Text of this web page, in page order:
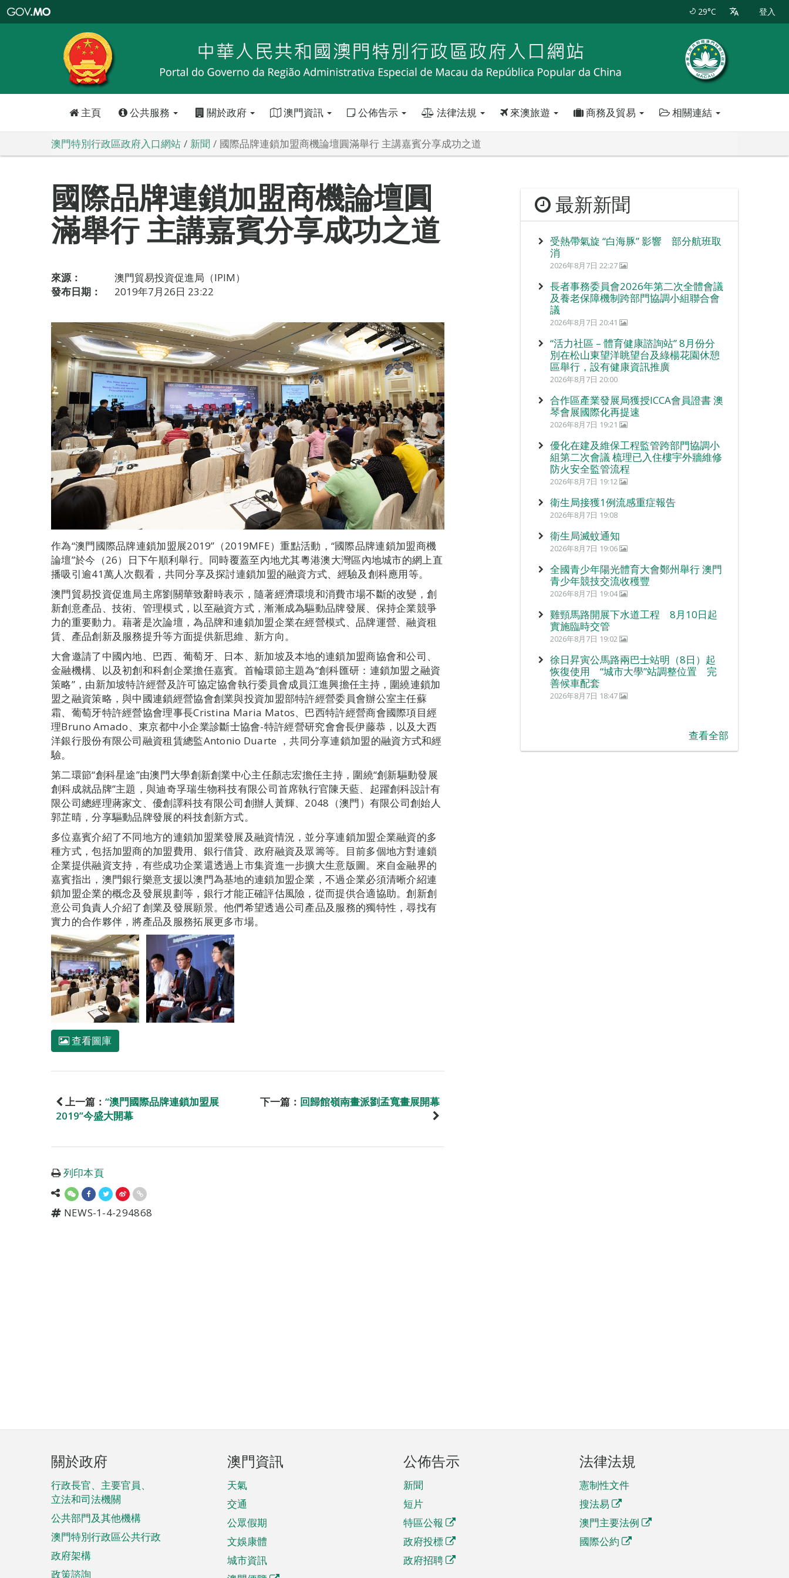
特
政
區
政
口
29°C 登入
主頁 公共服務 關於政府 澳門資訊 公佈告示 法律法規 來澳旅遊 商務及貿易 相關連結
澳門特別行政區政府入口網站 新聞 國際品牌連鎖加盟商機論壇圓滿舉行 主講嘉賓分享成功之道
國際品牌連鎖加盟商機論壇圓
滿舉行 主講嘉賓分享成功之道
來源：
澳門貿易投資促進局（IPIM）
發布日期：
2019年7月26日 23:22
作為“澳門國際品牌連鎖加盟展2019”（2019MFE）重點活動，“國際品牌連鎖加盟商機
論壇”於今（26）日下午順利舉行。同時覆蓋至內地尤其粵港澳大灣區內地城市的網上直
播吸引逾41萬人次觀看，共同分享及探討連鎖加盟的融資方式、經驗及創科應用等。
澳門貿易投資促進局主席劉關華致辭時表示，隨著經濟環境和消費市場不斷的改變，創
新創意產品、技術、管理模式，以至融資方式，漸漸成為驅動品牌發展、保持企業競爭
力的重要動力。藉著是次論壇，為品牌和連鎖加盟企業在經營模式、品牌運營、融資租
賃、產品創新及服務提升等方面提供新思維、新方向。
大會邀請了中國內地、巴西、葡萄牙、日本、新加坡及本地的連鎖加盟商協會和公司、
金融機構、以及初創和科創企業擔任嘉賓。首輪環節主題為“創科匯研：連鎖加盟之融資
策略”，由新加坡特許經營及許可協定協會執行委員會成員江進興擔任主持，圍繞連鎖加
盟之融資策略，與中國連鎖經營協會創業與投資加盟部特許經營委員會辦公室主任蘇
霜、葡萄牙特許經營協會理事長Cristina Maria Matos、巴西特許經營商會國際項目經
理Bruno Amado、東京都中小企業診斷士協會-特許經營研究會會長伊藤恭，以及大西
洋銀行股份有限公司融資租賃總監Antonio Duarte ，共同分享連鎖加盟的融資方式和經
驗。
第二環節“創科星途”由澳門大學創新創業中心主任顏志宏擔任主持，圍繞“創新驅動發展
創科成就品牌”主題，與迪奇孚瑞生物科技有限公司首席執行官陳天藍、起躍創科設計有
限公司總經理蔣家文、優創譯科技有限公司創辦人黃輝、2048（澳門）有限公司創始人
郭芷晴，分享驅動品牌發展的科技創新方式。
多位嘉賓介紹了不同地方的連鎖加盟業發展及融資情況，並分享連鎖加盟企業融資的多
種方式，包括加盟商的加盟費用、銀行借貸、政府融資及眾籌等。目前多個地方對連鎖
企業提供融資支持，有些成功企業還透過上市集資進一步擴大生意版圖。來自金融界的
嘉賓指出，澳門銀行樂意支援以澳門為基地的連鎖加盟企業，不過企業必須清晰介紹連
鎖加盟企業的概念及發展規劃等，銀行才能正確評估風險，從而提供合適協助。創新創
意公司負責人介紹了創業及發展願景。他們希望透過公司產品及服務的獨特性，尋找有
實力的合作夥伴，將產品及服務拓展更多市場。
查看圖庫
上一篇： “澳門國際品牌連鎖加盟展
2019”今盛大開幕
下一篇： 回歸館嶺南畫派劉孟寬畫展開幕
列印本頁
NEWS-1-4-294868
最新新聞
受熱帶氣旋 “白海豚” 影響 部分航班取
消
2026年8月7日 22:27
長者事務委員會2026年第二次全體會議
及養老保障機制跨部門協調小組聯合會
議
2026年8月7日 20:41
“活力社區 – 體育健康諮詢站” 8月份分
別在松山東望洋眺望台及綠楊花園休憩
區舉行，設有健康資訊推廣
2026年8月7日 20:00
合作區產業發展局獲授ICCA會員證書 澳
琴會展國際化再提速
2026年8月7日 19:21
優化在建及維保工程監管跨部門協調小
組第二次會議 梳理已入住樓宇外牆維修
防火安全監管流程
2026年8月7日 19:12
衛生局接獲1例流感重症報告
2026年8月7日 19:08
衛生局滅蚊通知
2026年8月7日 19:06
全國青少年陽光體育大會鄭州舉行 澳門
青少年競技交流收穫豐
2026年8月7日 19:04
雞頸馬路開展下水道工程 8月10日起
實施臨時交管
2026年8月7日 19:02
徐日昇寅公馬路兩巴士站明（8日）起
恢復使用 “城市大學”站調整位置 完
善候車配套
2026年8月7日 18:47
查看全部
頁
腳
菜
單
關於政府
行政長官、主要官員、
立法和司法機關
公共部門及其他機構
澳門特別行政區公共行政
政府架構
政策諮詢
澳門資訊
天氣
交通
公眾假期
文娛康體
城市資訊
公佈告示
新聞
短片
特區公報
政府投標
政府招聘
法律法規
憲制性文件
搜法易
澳門主要法例
國際公約